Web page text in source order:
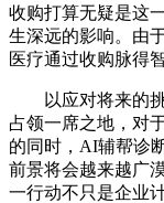
收购打算无疑是这
生深远的影响。由
医疗通过收购脉得智
以应对将来的挑
占领一席之地，对
的同时，AI辅帮诊
前景将会越来越广
一行动不只是企业